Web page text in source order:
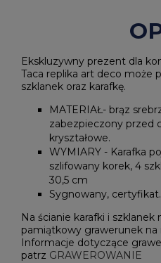
Ekskluzywny prezent dla
Taca replika art deco może
szklanek oraz karafkę.
MATERIAŁ- brąz
zabezpieczony przed
kryształowe.
WYMIARY - Karafka
szlifowany korek, 4
30,5 cm
Sygnowany, certyfikat.
Na ścianie karafki i
pamiątkowy grawerunek na
Informacje dotyczące
patrz GRAWEROWANIE